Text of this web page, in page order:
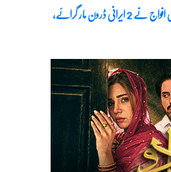
مزیدپڑھیں:آبنائے ہرمز میں امریکی افواج نے 2 ایرانی ڈرون مار گرائے،